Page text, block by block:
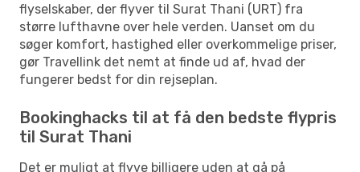
flyselskaber, der flyver til Surat Thani (URT) fra
større lufthavne over hele verden. Uanset om du
søger komfort, hastighed eller overkommelige priser,
gør Travellink det nemt at finde ud af, hvad der
fungerer bedst for din rejseplan.
Bookinghacks til at få den bedste flypris
til Surat Thani
Det er muligt at flyve billigere uden at gå på